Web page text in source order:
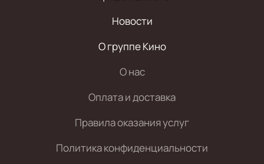
Новости
О группе Кино
О нас
Оплата и доставка
Правила оказания услуг
Политика конфиденциальности